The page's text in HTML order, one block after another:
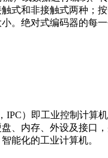
式和非接触式两种；
。绝对式编码器的每
，IPC）即工业控制计
、内存、外设及接口
能化的工业计算机。